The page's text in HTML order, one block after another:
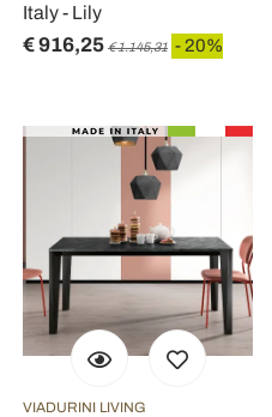
Italy - Lily
€ 916,25 € 1.145,31 - 20%
VIADURINI LIVING